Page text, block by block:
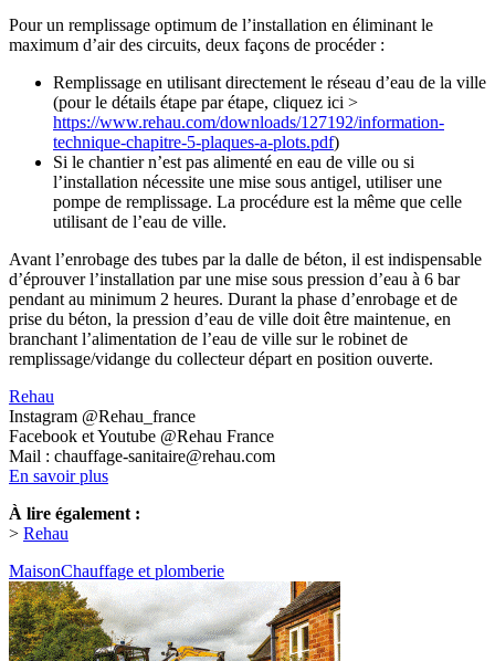
Pour un remplissage optimum de l’installation en éliminant le
maximum d’air des circuits, deux façons de procéder :
Remplissage en utilisant directement le réseau d’eau de la ville
(pour le détails étape par étape, cliquez ici >
https://www.rehau.com/downloads/127192/information-
technique-chapitre-5-plaques-a-plots.pdf)
Si le chantier n’est pas alimenté en eau de ville ou si
l’installation nécessite une mise sous antigel, utiliser une
pompe de remplissage. La procédure est la même que celle
utilisant de l’eau de ville.
Avant l’enrobage des tubes par la dalle de béton, il est indispensable
d’éprouver l’installation par une mise sous pression d’eau à 6 bar
pendant au minimum 2 heures. Durant la phase d’enrobage et de
prise du béton, la pression d’eau de ville doit être maintenue, en
branchant l’alimentation de l’eau de ville sur le robinet de
remplissage/vidange du collecteur départ en position ouverte.
Rehau
Instagram @Rehau_france
Facebook et Youtube @Rehau France
Mail : chauffage-sanitaire@rehau.com
En savoir plus
À lire également :
> Rehau
MaisonChauffage et plomberie